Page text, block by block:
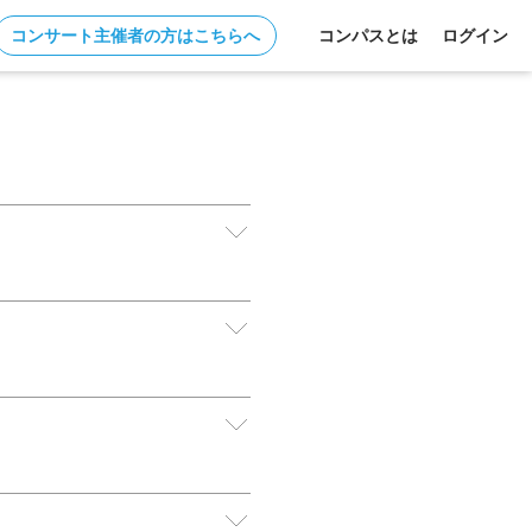
コンサート主催者の方はこちらへ コンパスとは ログイン